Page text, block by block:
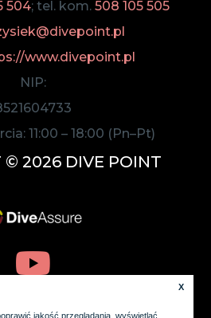
504; tel. kom. 508 105 505
www.divepoint.pl
NIP:
11:00 – 18:00 (Pn–Pt)
© 2026 DIVE POINT
X
jakość przeglądania, wyświetlać